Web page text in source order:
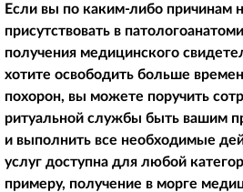
Если вы по каким-либо причинам
присутствовать в
получения медицинского
хотите освободить больше
похорон, вы можете поручить
ритуальной службы быть вашим
и выполнить все необходимые
услуг доступна для любой
примеру, получение в морге